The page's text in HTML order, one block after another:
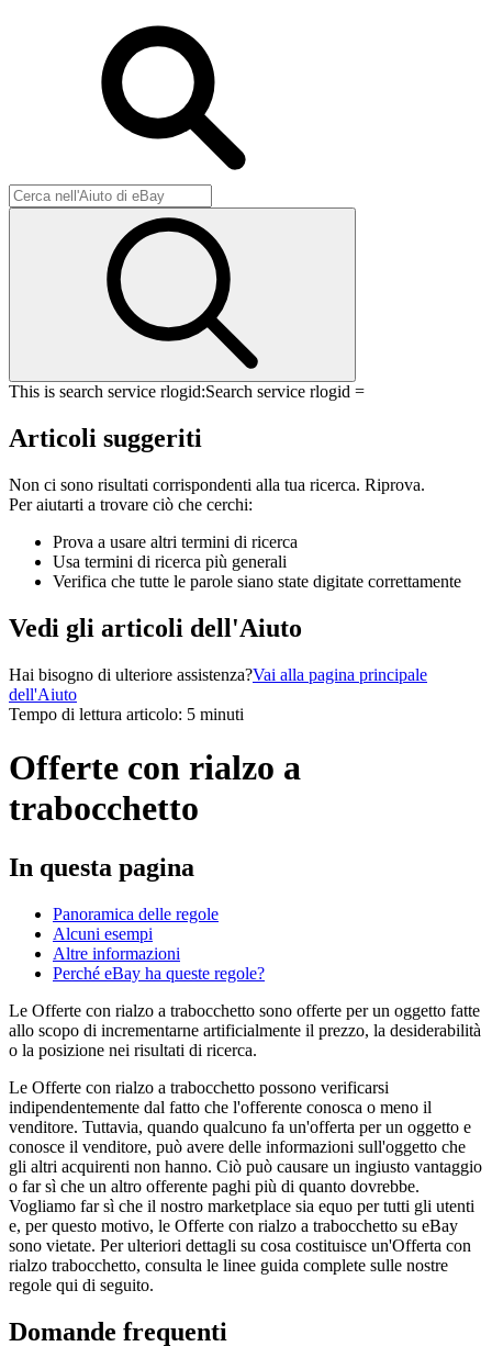
This is search service rlogid:Search service rlogid =
Articoli suggeriti
Non ci sono risultati corrispondenti alla tua ricerca. Riprova.
Per aiutarti a trovare ciò che cerchi:
Prova a usare altri termini di ricerca
Usa termini di ricerca più generali
Verifica che tutte le parole siano state digitate correttamente
Vedi gli articoli dell'Aiuto
Hai bisogno di ulteriore assistenza?Vai alla pagina principale
dell'Aiuto
Tempo di lettura articolo: 5 minuti
Offerte con rialzo a
trabocchetto
In questa pagina
Panoramica delle regole
Alcuni esempi
Altre informazioni
Perché eBay ha queste regole?
Le Offerte con rialzo a trabocchetto sono offerte per un oggetto fatte
allo scopo di incrementarne artificialmente il prezzo, la desiderabilità
o la posizione nei risultati di ricerca.
Le Offerte con rialzo a trabocchetto possono verificarsi
indipendentemente dal fatto che l'offerente conosca o meno il
venditore. Tuttavia, quando qualcuno fa un'offerta per un oggetto e
conosce il venditore, può avere delle informazioni sull'oggetto che
gli altri acquirenti non hanno. Ciò può causare un ingiusto vantaggio
o far sì che un altro offerente paghi più di quanto dovrebbe.
Vogliamo far sì che il nostro marketplace sia equo per tutti gli utenti
e, per questo motivo, le Offerte con rialzo a trabocchetto su eBay
sono vietate. Per ulteriori dettagli su cosa costituisce un'Offerta con
rialzo trabocchetto, consulta le linee guida complete sulle nostre
regole qui di seguito.
Domande frequenti